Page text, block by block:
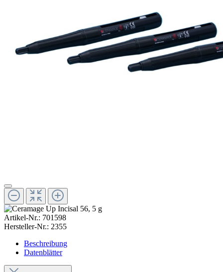
Artikel-Nr.: 701598
Hersteller-Nr.: 2355
Beschreibung
Datenblätter